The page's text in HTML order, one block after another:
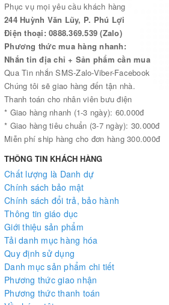
Phục vụ mọi yêu cầu khách hàng
244 Huỳnh Văn Lũy, P. Phú Lợi
Điện thoại: 0888.369.539 (Zalo)
Phương thức mua hàng nhanh:
Nhắn tin địa chỉ + Sản phẩm cần mua
Qua Tin nhắn SMS-Zalo-Viber-Facebook
Chúng tôi sẽ giao hàng đến tận nhà.
Thanh toán cho nhân viên bưu điện
* Giao hàng nhanh (1-3 ngày): 60.000đ
* Giao hàng tiêu chuẩn (3-7 ngày): 30.000đ
Miễn phí ship hàng cho đơn hàng 300.000đ
THÔNG TIN KHÁCH HÀNG
Chất lượng là Danh dự
Chính sách bảo mật
Chính sách đổi trả, bảo hành
Thông tin giáo dục
Giới thiệu sản phẩm
Tải danh mục hàng hóa
Quy định sử dụng
Danh mục sản phẩm chi tiết
Phương thức giao nhận
Phương thức thanh toán